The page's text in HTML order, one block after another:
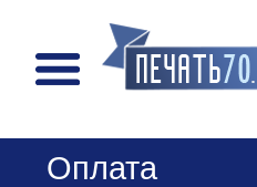
Оплата